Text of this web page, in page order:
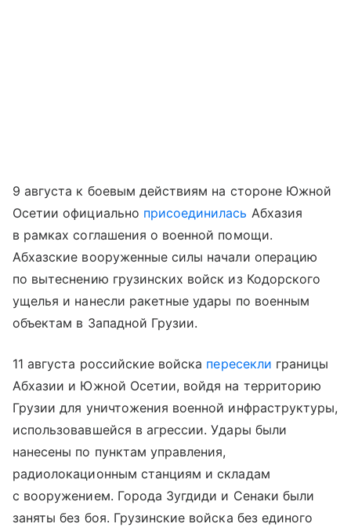
9 августа к боевым действиям на стороне Южной
Осетии официально присоединилась Абхазия
в рамках соглашения о военной помощи.
Абхазские вооруженные силы начали операцию
по вытеснению грузинских войск из Кодорского
ущелья и нанесли ракетные удары по военным
объектам в Западной Грузии.
11 августа российские войска пересекли границы
Абхазии и Южной Осетии, войдя на территорию
Грузии для уничтожения военной инфраструктуры,
использовавшейся в агрессии. Удары были
нанесены по пунктам управления,
радиолокационным станциям и складам
с вооружением. Города Зугдиди и Сенаки были
заняты без боя. Грузинские войска без единого